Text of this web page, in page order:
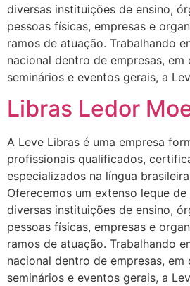
diversas instituições de ensino,
pessoas físicas, empresas e
ramos de atuação. Trabalhando
nacional dentro de empresas, em
seminários e eventos gerais, a
Libras Ledor
A Leve Libras é uma empresa
profissionais qualificados,
especializados na língua
Oferecemos um extenso leque
diversas instituições de ensino,
pessoas físicas, empresas e
ramos de atuação. Trabalhando
nacional dentro de empresas, em
seminários e eventos gerais, a